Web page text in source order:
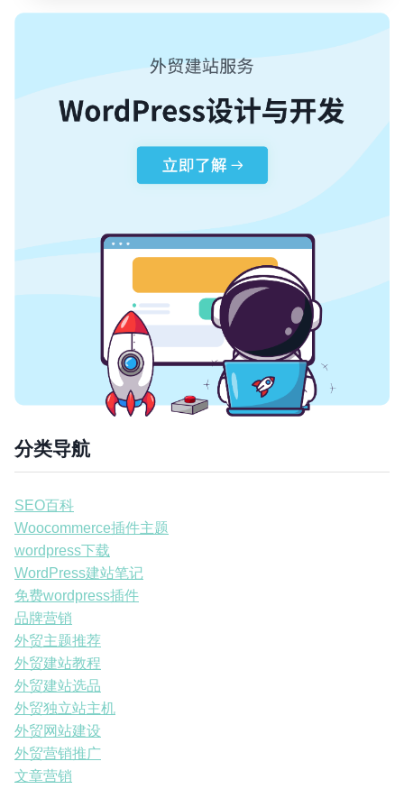
分类导航
SEO百科
Woocommerce插件主题
wordpress下载
WordPress建站笔记
免费wordpress插件
品牌营销
外贸主题推荐
外贸建站教程
外贸建站选品
外贸独立站主机
外贸网站建设
外贸营销推广
文章营销